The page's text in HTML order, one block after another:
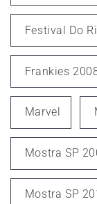
Festival Do
Frankies
Marvel
Mostra SP
Mostra SP